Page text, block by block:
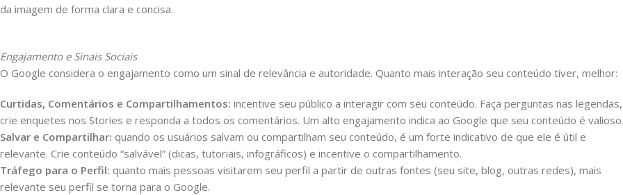
da imagem de forma clara e concisa.
Engajamento e Sinais Sociais
O Google considera o engajamento como um sinal de relevância e autoridade. Quanto mais interação seu conteúdo tiver, melhor:
Curtidas, Comentários e Compartilhamentos: incentive seu público a interagir com seu conteúdo. Faça perguntas nas legendas,
crie enquetes nos Stories e responda a todos os comentários. Um alto engajamento indica ao Google que seu conteúdo é valioso.
Salvar e Compartilhar: quando os usuários salvam ou compartilham seu conteúdo, é um forte indicativo de que ele é útil e
relevante. Crie conteúdo “salvável” (dicas, tutoriais, infográficos) e incentive o compartilhamento.
Tráfego para o Perfil: quanto mais pessoas visitarem seu perfil a partir de outras fontes (seu site, blog, outras redes), mais
relevante seu perfil se torna para o Google.